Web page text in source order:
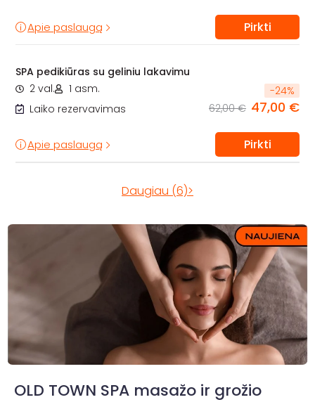
Apie paslaugą Pirkti
SPA pedikiūras su geliniu lakavimu
2 val.
1 asm.
Laiko rezervavimas
-24%
62,00 € 47,00 €
Apie paslaugą Pirkti
Daugiau (6)>
OLD TOWN SPA masažo ir grožio